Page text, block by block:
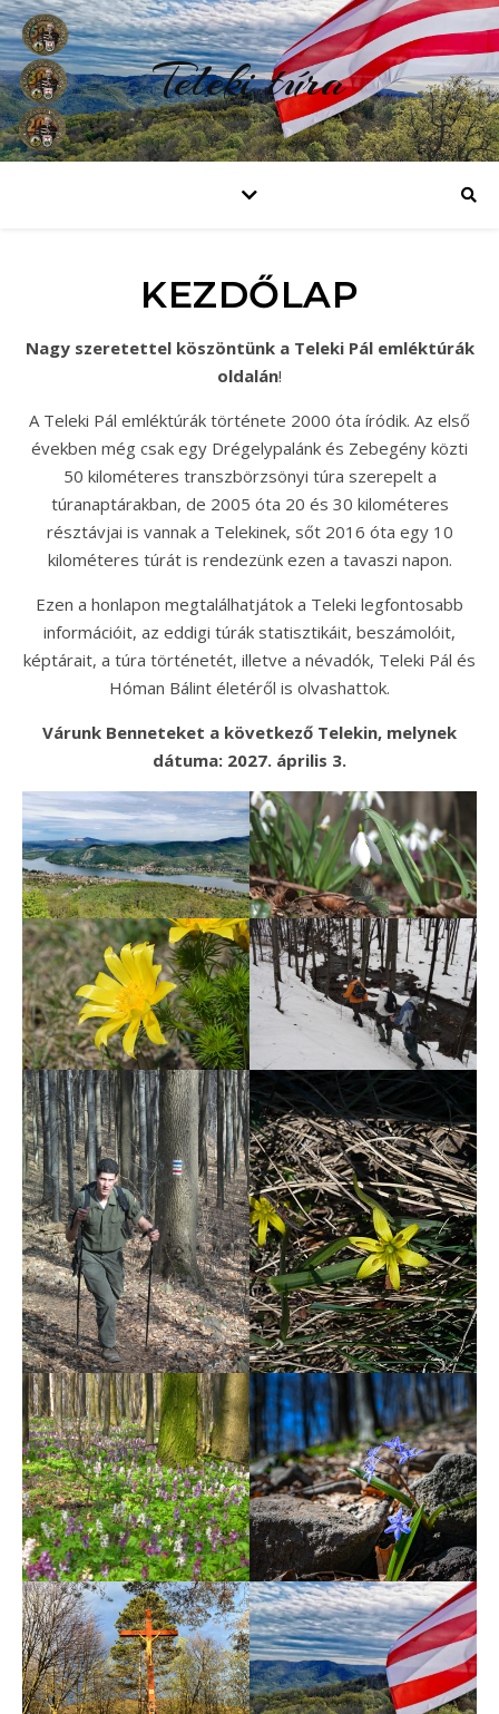
Teleki túra
KEZDŐLAP
Nagy szeretettel köszöntünk a Teleki Pál emléktúrák
oldalán!
A Teleki Pál emléktúrák története 2000 óta íródik. Az első
években még csak egy Drégelypalánk és Zebegény közti
50 kilométeres transzbörzsönyi túra szerepelt a
túranaptárakban, de 2005 óta 20 és 30 kilométeres
résztávjai is vannak a Telekinek, sőt 2016 óta egy 10
kilométeres túrát is rendezünk ezen a tavaszi napon.
Ezen a honlapon megtalálhatjátok a Teleki legfontosabb
információit, az eddigi túrák statisztikáit, beszámolóit,
képtárait, a túra történetét, illetve a névadók, Teleki Pál és
Hóman Bálint életéről is olvashattok.
Várunk Benneteket a következő Telekin, melynek
dátuma: 2027. április 3.